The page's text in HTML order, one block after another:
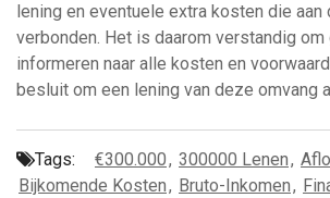
lening en eventuele extra kosten die aan
verbonden. Het is daarom verstandig om
informeren naar alle kosten en
besluit om een lening van deze omvang
Tags: €300.000, 300000 Lenen,
Bijkomende Kosten, Bruto-Inkomen,